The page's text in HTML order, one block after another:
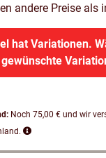
andere Preise als
hat Variationen.
Noch 75,00 € und wir